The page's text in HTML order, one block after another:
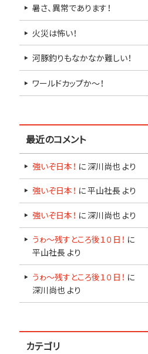
暑さ、異常であります！
火災は怖い！
河豚釣りもなかなか難しい！
ワールドカップか～！
最近のコメント
強いぞ日本！ に 深川尚也 より
強いぞ日本！ に平山社長 より
強いぞ日本！ に 深川尚也 より
うゎ～残すところ後１０日！ に
平山社長 より
うゎ～残すところ後１０日！ に
深川尚也 より
カテゴリ